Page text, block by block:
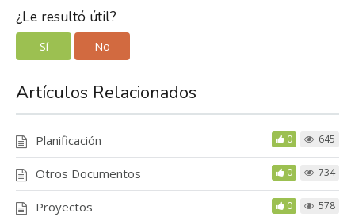
¿Le resultó útil?
Sí No
Artículos Relacionados
Planificación 0 645
Otros Documentos 0 734
Proyectos 0 578